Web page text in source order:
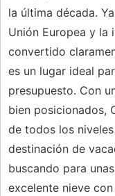
la última década.
Unión Europea y la
convertido
es un lugar ideal
presupuesto. Con
bien posicionados,
de todos los
destinación de
buscando para
excelente nieve